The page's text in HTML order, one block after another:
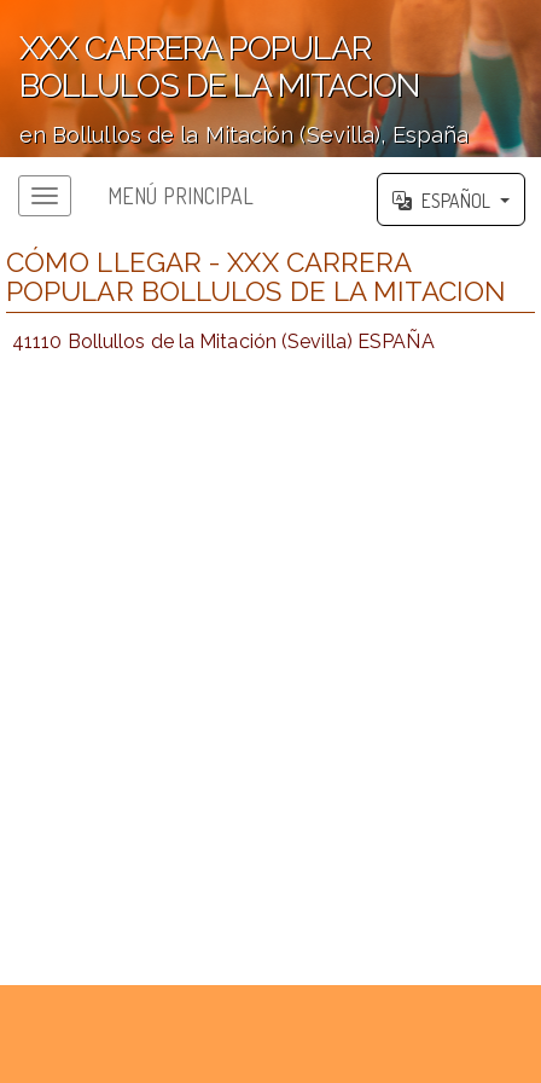
XXX CARRERA POPULAR
BOLLULOS DE LA MITACION
en Bollullos de la Mitación (Sevilla), España
MENÚ PRINCIPAL ESPAÑOL
CÓMO LLEGAR - XXX CARRERA
POPULAR BOLLULOS DE LA MITACION
41110 Bollullos de la Mitación (Sevilla) ESPAÑA